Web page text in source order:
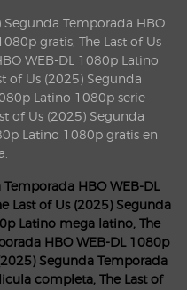
Segunda Temporada HBO
gratis, The Last of Us
WEB-DL 1080p Latino
of Us (2025) Segunda
Latino 1080p serie
of Us (2025) Segunda
Latino 1080p gratis en
HBO WEB-DL
Last of Us (2025) Segunda
Latino mega latino, The
HBO WEB-DL 1080p
Segunda Temporada
completa, The Last of